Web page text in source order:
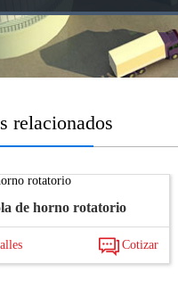
relacionados
de horno rotatorio
Cotizar